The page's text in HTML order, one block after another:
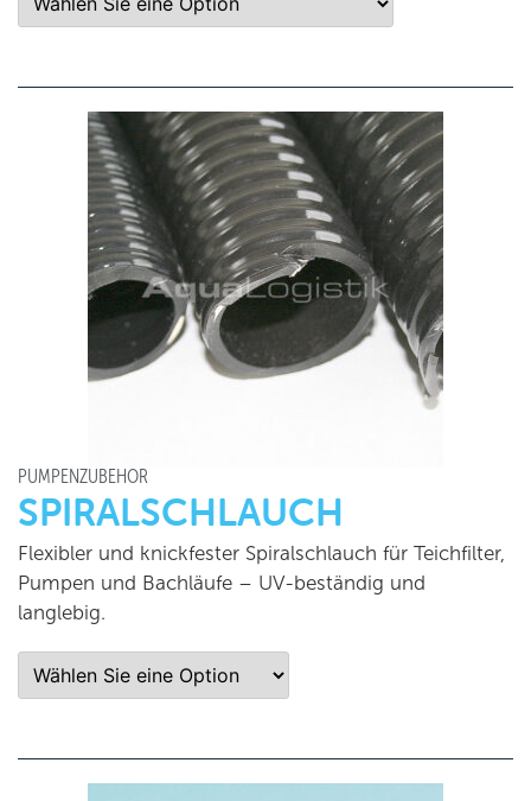
PUMPENZUBEHÖR
SPIRALSCHLAUCH
Flexibler und knickfester Spiralschlauch für Teichfilter,
Pumpen und Bachläufe – UV-beständig und
langlebig.